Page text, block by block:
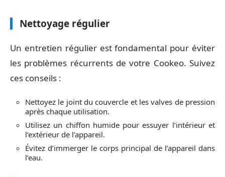
Nettoyage régulier
Un entretien régulier est fondamental pour éviter
les problèmes récurrents de votre Cookeo. Suivez
ces conseils :
Nettoyez le joint du couvercle et les valves de pression
après chaque utilisation.
Utilisez un chiffon humide pour essuyer l’intérieur et
l’extérieur de l’appareil.
Évitez d’immerger le corps principal de l’appareil dans
l’eau.